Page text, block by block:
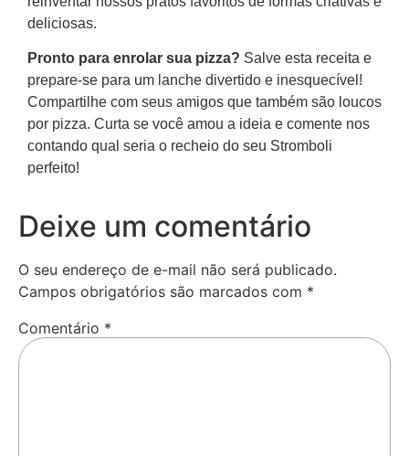
deliciosas.
Pronto para enrolar sua pizza? Salve esta receita e
prepare-se para um lanche divertido e inesquecível!
Compartilhe com seus amigos que também são loucos
por pizza. Curta se você amou a ideia e comente nos
contando qual seria o recheio do seu Stromboli
perfeito!
Deixe um comentário
O seu endereço de e-mail não será publicado.
Campos obrigatórios são marcados com *
Comentário *